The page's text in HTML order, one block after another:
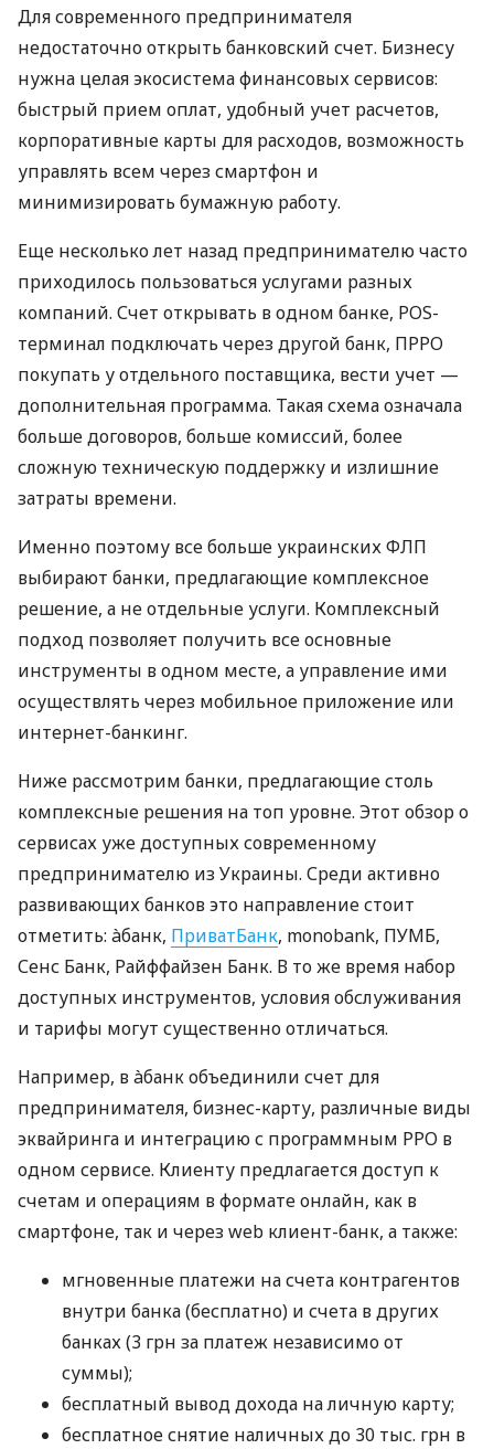
Для современного предпринимателя
недостаточно открыть банковский счет. Бизнесу
нужна целая экосистема финансовых сервисов:
быстрый прием оплат, удобный учет расчетов,
корпоративные карты для расходов, возможность
управлять всем через смартфон и
минимизировать бумажную работу.
Еще несколько лет назад предпринимателю часто
приходилось пользоваться услугами разных
компаний. Счет открывать в одном банке, POS-
терминал подключать через другой банк, ПРРО
покупать у отдельного поставщика, вести учет —
дополнительная программа. Такая схема означала
больше договоров, больше комиссий, более
сложную техническую поддержку и излишние
затраты времени.
Именно поэтому все больше украинских ФЛП
выбирают банки, предлагающие комплексное
решение, а не отдельные услуги. Комплексный
подход позволяет получить все основные
инструменты в одном месте, а управление ими
осуществлять через мобильное приложение или
интернет-банкинг.
Ниже рассмотрим банки, предлагающие столь
комплексные решения на топ уровне. Этот обзор о
сервисах уже доступных современному
предпринимателю из Украины. Среди активно
развивающих банков это направление стоит
отметить: àбанк, ПриватБанк, monobank, ПУМБ,
Сенс Банк, Райффайзен Банк. В то же время набор
доступных инструментов, условия обслуживания
и тарифы могут существенно отличаться.
Например, в àбанк объединили счет для
предпринимателя, бизнес-карту, различные виды
эквайринга и интеграцию с программным РРО в
одном сервисе. Клиенту предлагается доступ к
счетам и операциям в формате онлайн, как в
смартфоне, так и через web клиент-банк, а также:
мгновенные платежи на счета контрагентов
внутри банка (бесплатно) и счета в других
банках (3 грн за платеж независимо от
суммы);
бесплатный вывод дохода на личную карту;
бесплатное снятие наличных до 30 тыс. грн в